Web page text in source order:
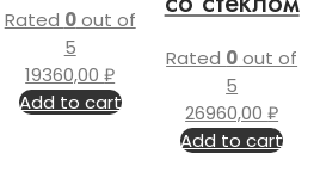
Rated 0out of
5
19360,00₽
Add to cart
Rated 0out of
5
26960,00₽
Add to cart